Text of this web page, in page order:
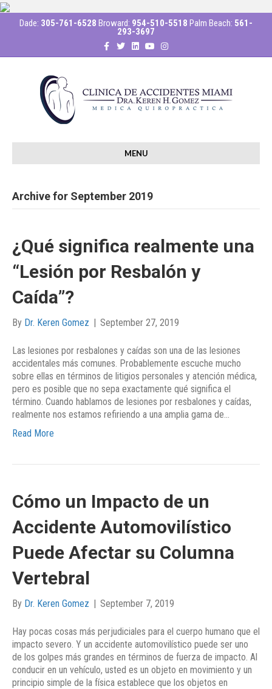
Dade: 305-761-6528 Broward: 954-510-5518 Palm Beach: 561-
293-3697
c
o
k
T
w
i
r
n
i
n
Y
o
u
e
s
r
a
m
MENU
Archive for September 2019
¿Qué significa realmente una
“Lesión por Resbalón y
Caída”?
By Dr. Keren Gomez | September 27, 2019
Las lesiones por resbalones y caídas son una de las lesiones
accidentales más comunes. Probablemente escuche mucho
sobre ellas en términos de litigios personales y atención médica,
pero es posible que no sepa exactamente qué significa el
término. Cuando hablamos de lesiones por resbalones y caídas,
realmente nos estamos refiriendo a una amplia gama de…
Read More
Cómo un Impacto de un
Accidente Automovilístico
Puede Afectar su Columna
Vertebral
By Dr. Keren Gomez | September 7, 2019
Hay pocas cosas más perjudiciales para el cuerpo humano que el
impacto severo. Y un accidente automovilístico puede ser uno
de los golpes más grandes en términos de fuerza de impacto. Al
conducir en un vehículo, usted es un objeto en movimiento y un
principio simple de la física establece que los objetos en